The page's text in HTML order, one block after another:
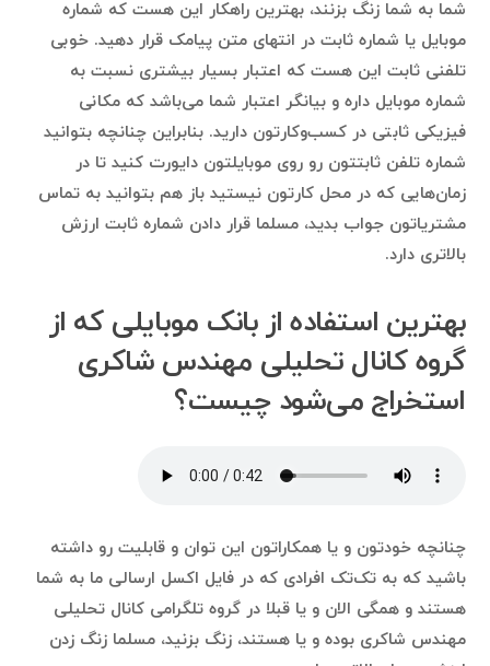
شما به شما زنگ بزنند، بهترین راهکار این هست که شماره
موبایل یا شماره ثابت در انتهای متن پیامک قرار دهید. خوبی
تلفنی ثابت این هست که اعتبار بسیار بیشتری نسبت به
شماره موبایل داره و بیانگر اعتبار شما می‌باشد که مکانی
فیزیکی ثابتی در کسب‌وکارتون دارید. بنابراین چنانچه بتوانید
شماره تلفن ثابتتون رو روی موبایلتون دایورت کنید تا در
زمان‌هایی که در محل کارتون نیستید باز هم بتوانید به تماس
مشتریاتون جواب بدید، مسلما قرار دادن شماره ثابت ارزش
بالاتری دارد.
بهترین استفاده‌ از بانک موبایلی که از
گروه کانال تحلیلی مهندس شاکری
استخراج می‌شود چیست؟
چنانچه خودتون و یا همکاراتون این توان و قابلیت رو داشته
باشید که به تک‌تک افرادی که در فایل اکسل ارسالی ما به شما
هستند و همگی الان و یا قبلا در گروه تلگرامی کانال تحلیلی
مهندس شاکری بوده و یا هستند، زنگ بزنید، مسلما زنگ زدن